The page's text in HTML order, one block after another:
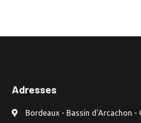
Adresses
Bordeaux - Bassin d'Arcachon -